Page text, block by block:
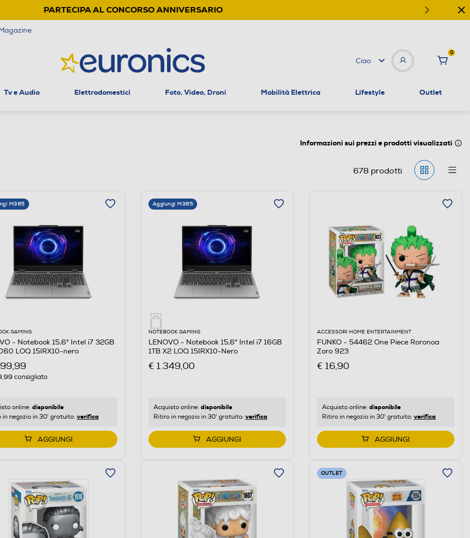
PARTECIPA AL CONCORSO ANNIVERSARIO
Ciao
0
Tv e Audio Elettrodomestici Foto, Video, Droni Mobilità Elettrica Lifestyle Outlet
Informazioni sui prezzi e prodotti visualizzati
678prodotti
M365
GAMING
- Notebook 15,6" Intel i7 32GB
LOQ 15IRX10-nero
consigliato
online: disponibile
in negozio in 30' gratuito: verifica
AGGIUNGI
Aggiungi M365
NOTEBOOK GAMING
LENOVO - Notebook 15,6" Intel i7 16GB
1TB X2 LOQ 15IRX10-Nero
€ 1.349,00
Acquisto online: disponibile
Ritiro in negozio in 30' gratuito: verifica
AGGIUNGI
ACCESSORI HOME ENTERTAINMENT
FUNKO - 54462 One Piece Roronoa
Zoro 923
€ 16,90
Acquisto online: disponibile
Ritiro in negozio in 30' gratuito: verifica
AGGIUNGI
OUTLET